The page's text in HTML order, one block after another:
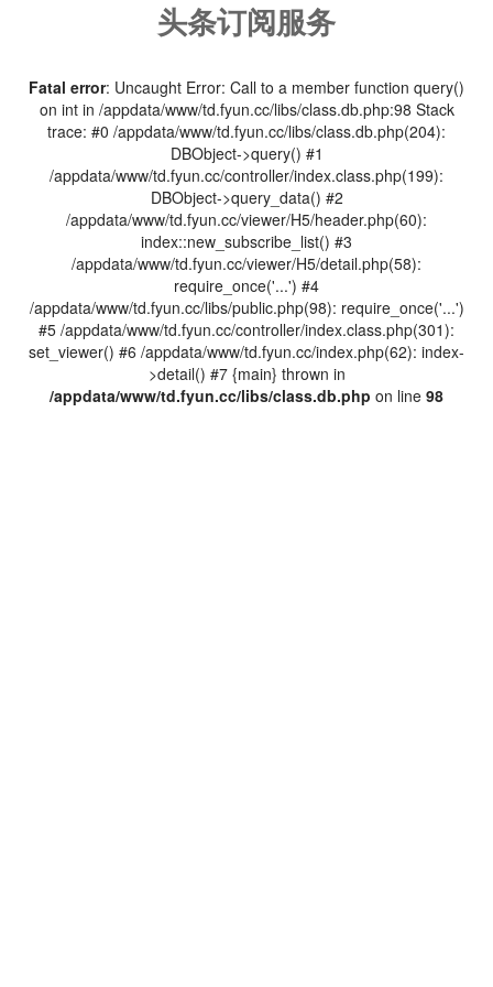
头条订阅服务
Fatal error: Uncaught Error: Call to a member function query()
on int in /appdata/www/td.fyun.cc/libs/class.db.php:98 Stack
trace: #0 /appdata/www/td.fyun.cc/libs/class.db.php(204):
DBObject->query() #1
/appdata/www/td.fyun.cc/controller/index.class.php(199):
DBObject->query_data() #2
/appdata/www/td.fyun.cc/viewer/H5/header.php(60):
index::new_subscribe_list() #3
/appdata/www/td.fyun.cc/viewer/H5/detail.php(58):
require_once('...') #4
/appdata/www/td.fyun.cc/libs/public.php(98): require_once('...')
#5 /appdata/www/td.fyun.cc/controller/index.class.php(301):
set_viewer() #6 /appdata/www/td.fyun.cc/index.php(62): index-
>detail() #7 {main} thrown in
/appdata/www/td.fyun.cc/libs/class.db.php on line 98